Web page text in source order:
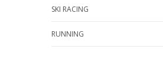
SKI RACING
RUNNING